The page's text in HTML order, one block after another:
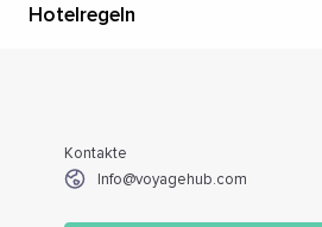
Hotelregeln
Kontakte
Info@voyagehub.com